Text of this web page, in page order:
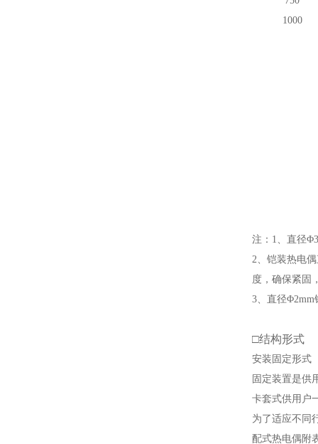
1000
注：1、直径
2、铠装热电
度，确保紧固
3、直径Φ2mm
□结构形式
安装固定形式
固定装置是供
卡套式供用户
为了适应不同
配式热电偶附